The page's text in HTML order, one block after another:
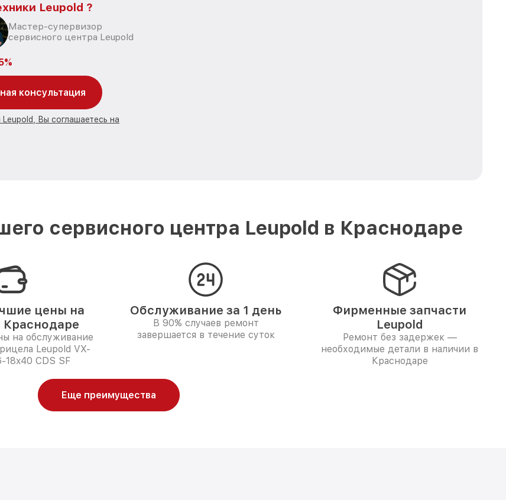
Leupold ?
Мастер-супервизор
сервисного центра Leupold
консультация
Вы соглашаетесь на
сервисного центра Leupold в Краснодаре
цены на
Краснодаре
на обслуживание
Leupold VX-
18x40 CDS SF
Обслуживание за 1 день
В 90% случаев ремонт
завершается в течение суток
Фирменные запчасти
Leupold
Ремонт без задержек —
необходимые детали в наличии в
Краснодаре
Еще преимущества